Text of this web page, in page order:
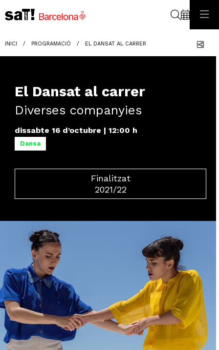
INICI PROGRAMACIÓ EL DANSAT AL CARRER
El Dansat al carrer
Diverses companyies
dissabte 16 d’octubre | 12:00 h
Dansa
Finalitzat
2021/22